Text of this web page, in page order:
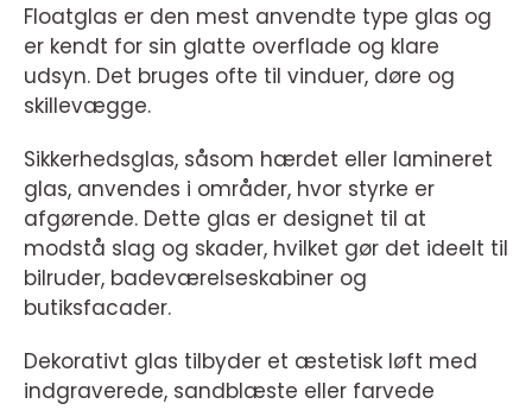
Floatglas er den mest anvendte type glas og
er kendt for sin glatte overflade og klare
udsyn. Det bruges ofte til vinduer, døre og
skillevægge.
Sikkerhedsglas, såsom hærdet eller lamineret
glas, anvendes i områder, hvor styrke er
afgørende. Dette glas er designet til at
modstå slag og skader, hvilket gør det ideelt til
bilruder, badeværelseskabiner og
butiksfacader.
Dekorativt glas tilbyder et æstetisk løft med
indgraverede, sandblæste eller farvede